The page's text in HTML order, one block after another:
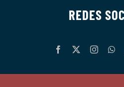
REDES